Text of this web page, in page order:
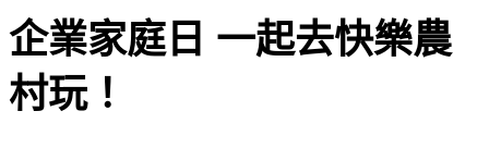
企業家庭日 一起去快樂農
村玩！